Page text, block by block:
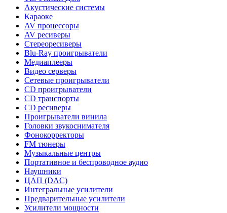
Акустические системы
Караоке
AV процессоры
AV ресиверы
Стереоресиверы
Blu-Ray проигрыватели
Медиаплееры
Видео серверы
Сетевые проигрыватели
CD проигрыватели
CD транспорты
CD ресиверы
Проигрыватели винила
Головки звукоснимателя
Фонокорректоры
FM тюнеры
Музыкальные центры
Портативное и беспроводное аудио
Наушники
ЦАП (DAC)
Интегральные усилители
Предварительные усилители
Усилители мощности